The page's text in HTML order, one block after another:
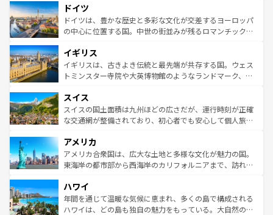
せる。地方によって風土や気候が異なるスペインはその個
性で訪れる人を魅了する。 なお、新着のスペイン情報は コ
ンテンツ一覧を参照してほしい。
で、幅広い魅力が詰まっている。華麗な宮殿、歴史的な大
聖堂、美しいビーチ、そして豊かな自然が、訪れる者を心
から魅了する。また、フランスは美食の国としても知ら
いる。シャンパンの発祥地であるランス、プロヴァンスの
香り高いラベンダー畑など、多彩な楽しみ方が可能だ。さ
らに、パリ以外の地域にも魅力が溢れており、どの街角に
れる地方に足を運ぶとそれぞれで全く異なる文化を体験で
きるだろう。 なお、新着のフランス情報はコンテンツ一覧
を参照してほしい。
ドイツ
ドイツは、豊かな歴史と多彩な文化が交差するヨーロッパ
の中心に位置する国。中世の街並みが残るロマンチック街
顔を持つこの国は、どこを歩いても飽きることがない。ベ
ルリンの文化的活気、バイエルン州のアルプスの絶景、そ
してライン川沿いのワイン畑といった風景は必見。ビール
は、お酒好きな人にはぜひ体験してほしい。 なお、新着の
ドイツ情報はコンテンツ一覧を参照してほしい。
イギリス
イギリスは、古きよき伝統と最先端が共存する国。ウェス
トミンスター寺院や大英博物館のようなランドマーク、歴
リアごとに異なる魅力がある。また、優雅なアフタヌーン
ティー、ビール好きにはたまらない英国パブ、サッカー観
戦など、本場だからこそできる体験も豊富。イギリスを旅
ンツ一覧を参照してほしい。
スイス
スイスの国土面積は九州ほどの広さだが、運行時刻が正確
な交通網が整備されており、初心者でも安心して個人旅行
の建物がそのまま残る町や、スイスならではのユニークな
博物館もあり、アルプス観光だけでなく町歩きも満喫する
ことができる。国民の所得が高いため物価も高いが、旅行
ば市内交通費無料で観光を楽しむこともできる。 なお、新
着のスイス情報はコンテンツ一覧 を参照してほしい。
アメリカ
アメリカ合衆国は、広大な土地と多様な文化が魅力の国。
東海岸の都市部から西海岸のカリフォルニアまで、訪れる
のような巨大都市は、観光、ショッピング、エンターテイ
ンメントが詰まった刺激的なスポットだ。一方、アメリカ
西部には大自然が広がり、グランドキャニオンやイエロー
ハワイ
年間を通じて温暖な気候に恵まれ、多くの島で構成される
ハワイは、どの島も独自の魅力をもっている。大自然の神